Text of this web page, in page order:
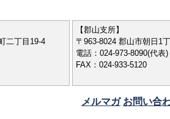
二丁目19-4
【郡山支所】
〒963-8024 郡山市朝日1
電話：024-973-8090(代表)
FAX：024-933-5120
メルマガ お問い合